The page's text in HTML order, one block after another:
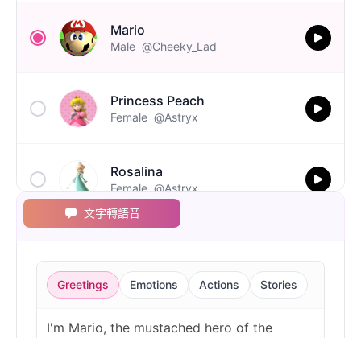
Mario
Male @Cheeky_Lad
Princess Peach
Female @Astryx
Rosalina
Female @Astryx
Toad
Male @Astryx
文字轉語音
Greetings Emotions Actions Stories